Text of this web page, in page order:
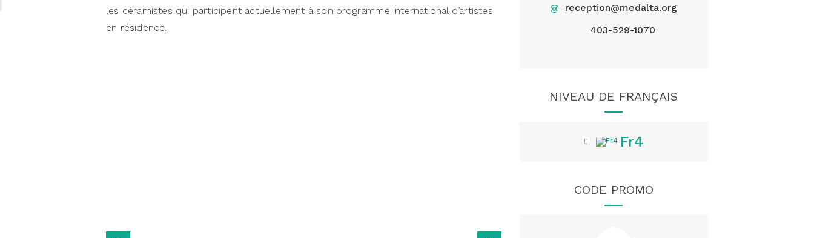
les céramistes qui participent actuellement à son programme international d’artistes
en résidence.
@ reception@medalta.org
403-529-1070
NIVEAU DE FRANÇAIS
Fr4
CODE PROMO